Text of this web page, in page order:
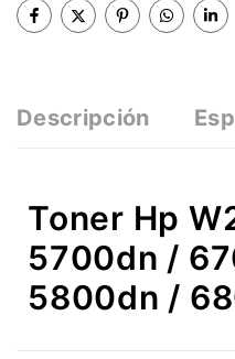
Descripción
Toner Hp
5700dn /
5800dn /